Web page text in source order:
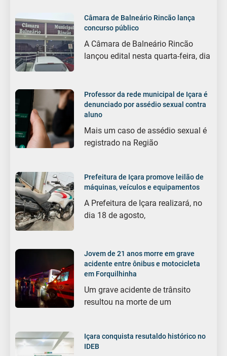
Câmara de Balneário Rincão lança
concurso público
A Câmara de Balneário Rincão
lançou edital nesta quarta-feira, dia
Professor da rede municipal de Içara é
denunciado por assédio sexual contra
aluno
Mais um caso de assédio sexual é
registrado na Região
Prefeitura de Içara promove leilão de
máquinas, veículos e equipamentos
A Prefeitura de Içara realizará, no
dia 18 de agosto,
Jovem de 21 anos morre em grave
acidente entre ônibus e motocicleta
em Forquilhinha
Um grave acidente de trânsito
resultou na morte de um
Içara conquista resutaldo histórico no
IDEB